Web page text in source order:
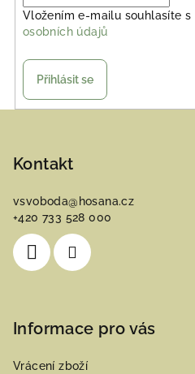
Vložením e-mailu souhlasíte s
osobních údajů
Přihlásit se
Kontakt
vsvoboda@ hosana.cz
+420 733 528 000
Informace pro vás
Vrácení zboží